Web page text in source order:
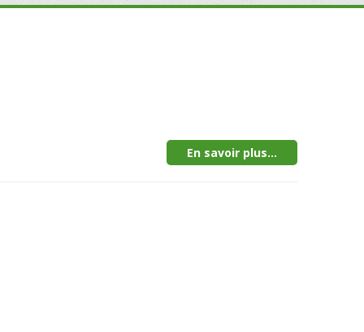
En savoir plus...